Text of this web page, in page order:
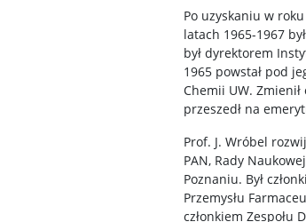
Po uzyskaniu w
latach 1965-1967
był dyrektorem
1965 powstał pod
Chemii UW.
przeszedł na
Prof. J. Wróbel
PAN, Rady
Poznaniu. Był
Przemysłu
członkiem Zespołu